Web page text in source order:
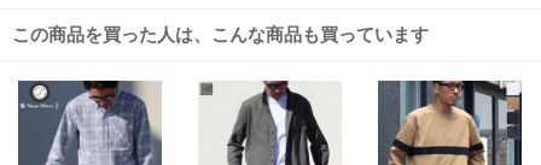
この商品を買った人は、こんな商品も買っています